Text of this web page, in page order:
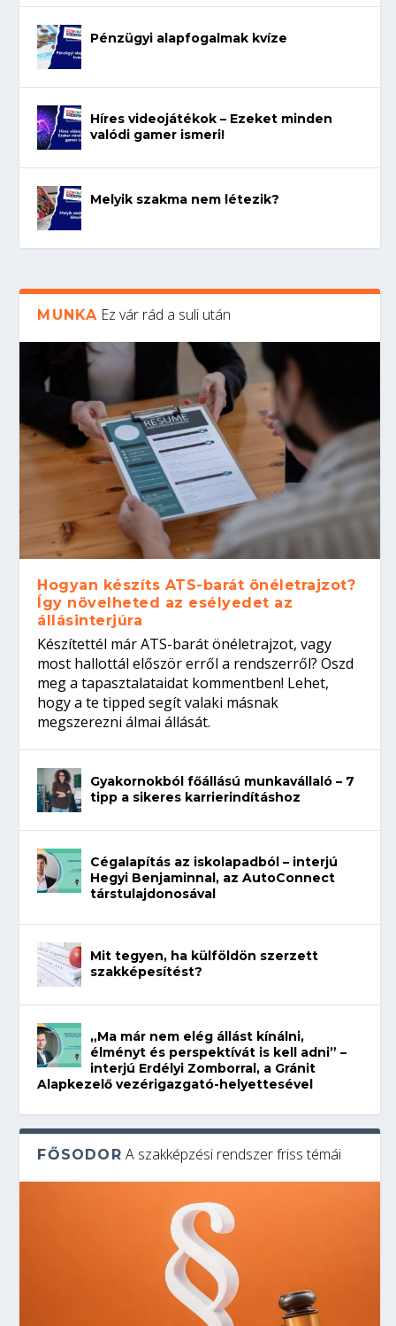
Pénzügyi alapfogalmak kvíze
Híres videojátékok – Ezeket minden
valódi gamer ismeri!
Melyik szakma nem létezik?
MUNKA Ez vár rád a suli után
Hogyan készíts ATS-barát önéletrajzot?
Így növelheted az esélyedet az
állásinterjúra
Készítettél már ATS-barát önéletrajzot, vagy
most hallottál először erről a rendszerről? Oszd
meg a tapasztalataidat kommentben! Lehet,
hogy a te tipped segít valaki másnak
megszerezni álmai állását.
Gyakornokból főállású munkavállaló – 7
tipp a sikeres karrierindításhoz
Cégalapítás az iskolapadból – interjú
Hegyi Benjaminnal, az AutoConnect
társtulajdonosával
Mit tegyen, ha külföldön szerzett
szakképesítést?
„Ma már nem elég állást kínálni,
élményt és perspektívát is kell adni” –
interjú Erdélyi Zomborral, a Gránit
Alapkezelő vezérigazgató-helyettesével
FŐSODOR A szakképzési rendszer friss témái